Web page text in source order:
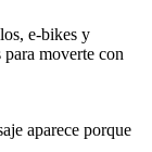
e-bikes y
para moverte con
aparece porque